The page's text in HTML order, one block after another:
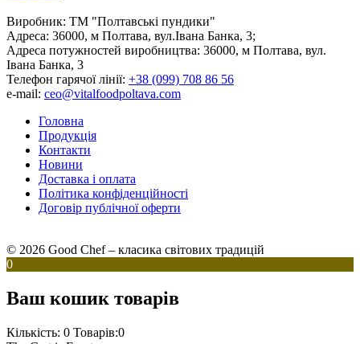
Виробник: ТМ "Полтавські пундики"
Адреса: 36000, м Полтава, вул.Івана Банка, 3;
Адреса потужностей виробництва: 36000, м Полтава, вул.
Івана Банка, 3
Телефон гарячої лінії: +38 (099) 708 86 56
e-mail: ceo@vitalfoodpoltava.com
Головна
Продукція
Контакти
Новини
Доставка і оплата
Політика конфіденційності
Договір публічної оферти
© 2026 Good Chef – класика світових традицій
0
Ваш кошик товарів
Кількість: 0 Товарів:0